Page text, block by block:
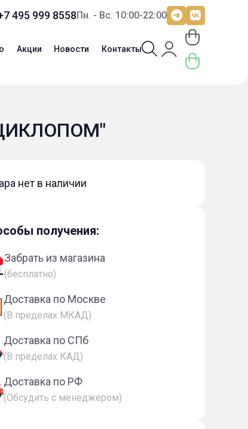
495 999 8558Пн. - Вс. 10:00-22:00
Акции Новости Контакты
ЦИКЛОПОМ"
нет в наличии
получения:
Забрать из магазина
(бесплатно)
Доставка по Москве
(В пределах МКАД)
Доставка по СПб
(В пределах КАД)
Доставка по РФ
(Обсудить с менеджером)